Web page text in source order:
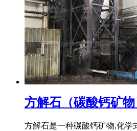
方解石（碳酸钙矿
方解石是一种碳酸钙矿物,化学